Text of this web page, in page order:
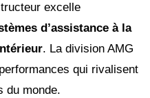
excelle
d’assistance à la
. La division AMG
qui rivalisent
du monde.